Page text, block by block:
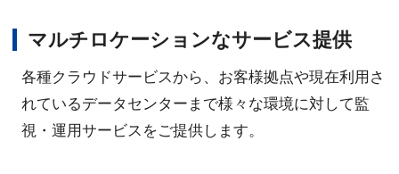
マルチロケーションなサービス提供
各種クラウドサービスから、お客様拠点や現在利用さ
れているデータセンターまで様々な環境に対して監
視・運用サービスをご提供します。